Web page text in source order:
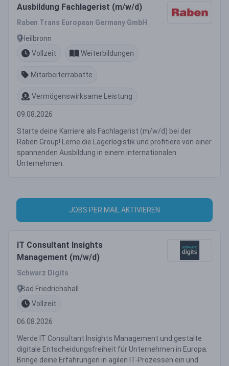
Ausbildung Fachlagerist (m/w/d)
Raben Trans European Germany GmbH
Heilbronn
Vollzeit
Weiterbildungen
Mitarbeiterrabatte
Vermögenswirksame Leistung
09.08.2026
Starte deine Karriere als Fachlagerist (m/w/d) bei der
Raben Group! Lerne die Lagerlogistik und profitiere von einer
spannenden Ausbildung in einem internationalen
Unternehmen.
JOBS PER MAIL AKTIVIEREN
IT Consultant Insights
Management (m/w/d)
Schwarz Digits
Bad Friedrichshall
Vollzeit
06.08.2026
Werde IT Consultant Insights Management und gestalte
digitale Entscheidungsfreiheit für Unternehmen in Europa.
Bringe deine Erfahrungen in agilen IT-Prozessen ein und